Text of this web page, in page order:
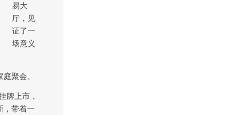
易大
厅，见
证了一
场意义
聚会。
牌上市，
，带着一